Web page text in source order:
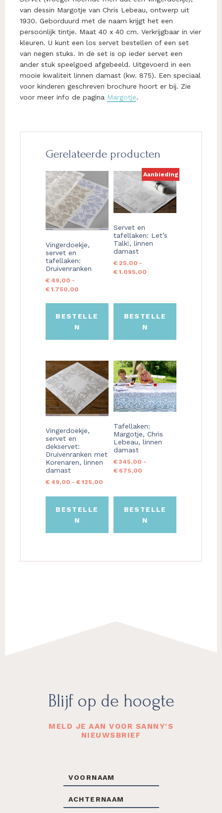
van dessin Margotje van Chris Lebeau, ontwerp uit
1930. Geborduurd met de naam krijgt het een
persoonlijk tintje. Maat 40 x 40 cm. Verkrijgbaar in vier
kleuren. U kunt een los servet bestellen of een set
van negen stuks. In de set is op ieder servet een
ander stuk speelgoed afgebeeld. Uitgevoerd in een
mooie kwaliteit linnen damast (kw. 875). Een speciaal
voor kinderen geschreven brochure hoort er bij. Zie
voor meer info de pagina Margotje.
Gerelateerde producten
Vingerdoekje,
servet en
tafellaken:
Druivenranken
€ 49,00 -
€ 1.750,00
€ 1.750,00
BESTELLE
N
Dit
product
heeft
meerdere
variaties.
Deze
optie
kan
gekozen
op
Aanbieding
Servet en
tafellaken: Let’s
Talk!, linnen
damast
€ 25,00 -
€ 1.095,00
BESTELLE
N
Dit
product
heeft
meerdere
Deze
optie
kan
gekozen
worden
Vingerdoekje,
servet en
dekservet:
Druivenranken met
Korenaren, linnen
damast
€ 49,00 - € 125,00
€ 125,00
BESTELLE
N
Dit
product
heeft
meerdere
variaties.
optie
kan
gekozen
worden
op
de
productpagina
Tafellaken:
Margotje, Chris
Lebeau, linnen
damast
€ 345,00 -
€ 675,00
€ 675,00
BESTELLE
N
Dit
product
heeft
meerdere
variaties.
optie
kan
gekozen
worden
op
productpagina
FooterBlijf op de hoogte
MELD JE AAN VOOR SANNY'S
NIEUWSBRIEF